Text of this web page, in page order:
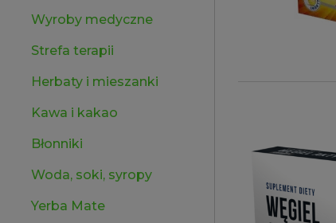
Wyroby medyczne
Strefa terapii
Herbaty i mieszanki
Kawa i kakao
Błonniki
Woda, soki, syropy
Yerba Mate